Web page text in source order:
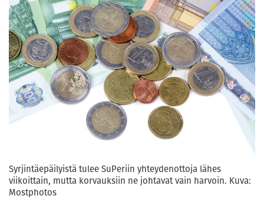
Syrjintäepäilyistä tulee SuPeriin yhteydenottoja lähes
viikoittain, mutta korvauksiin ne johtavat vain harvoin. Kuva:
Mostphotos